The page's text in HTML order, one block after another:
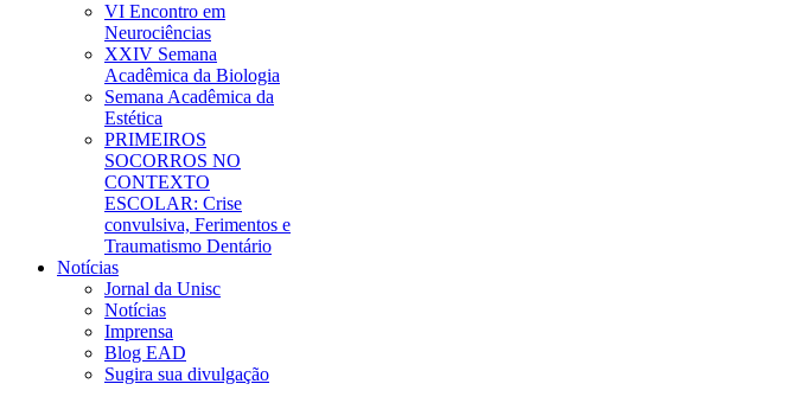
VI Encontro em
Neurociências
XXIV Semana
Acadêmica da Biologia
Semana Acadêmica da
Estética
PRIMEIROS
SOCORROS NO
CONTEXTO
ESCOLAR: Crise
convulsiva, Ferimentos e
Traumatismo Dentário
Notícias
Jornal da Unisc
Notícias
Imprensa
Blog EAD
Sugira sua divulgação